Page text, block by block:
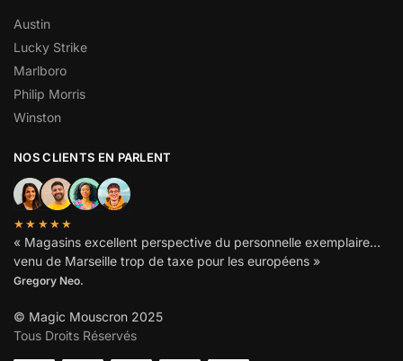
Austin
Lucky Strike
Marlboro
Philip Morris
Winston
NOS CLIENTS EN PARLENT
★★★★★
« Magasins excellent perspective du personnelle exemplaire…
venu de Marseille trop de taxe pour les européens »
Gregory Neo.
© Magic Mouscron 2025
Tous Droits Réservés